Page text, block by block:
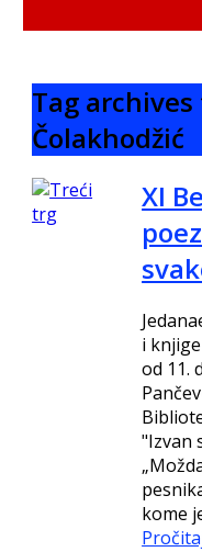
Tag
Čolakhodžić
XI
i
od 11.
"Izvan
kome